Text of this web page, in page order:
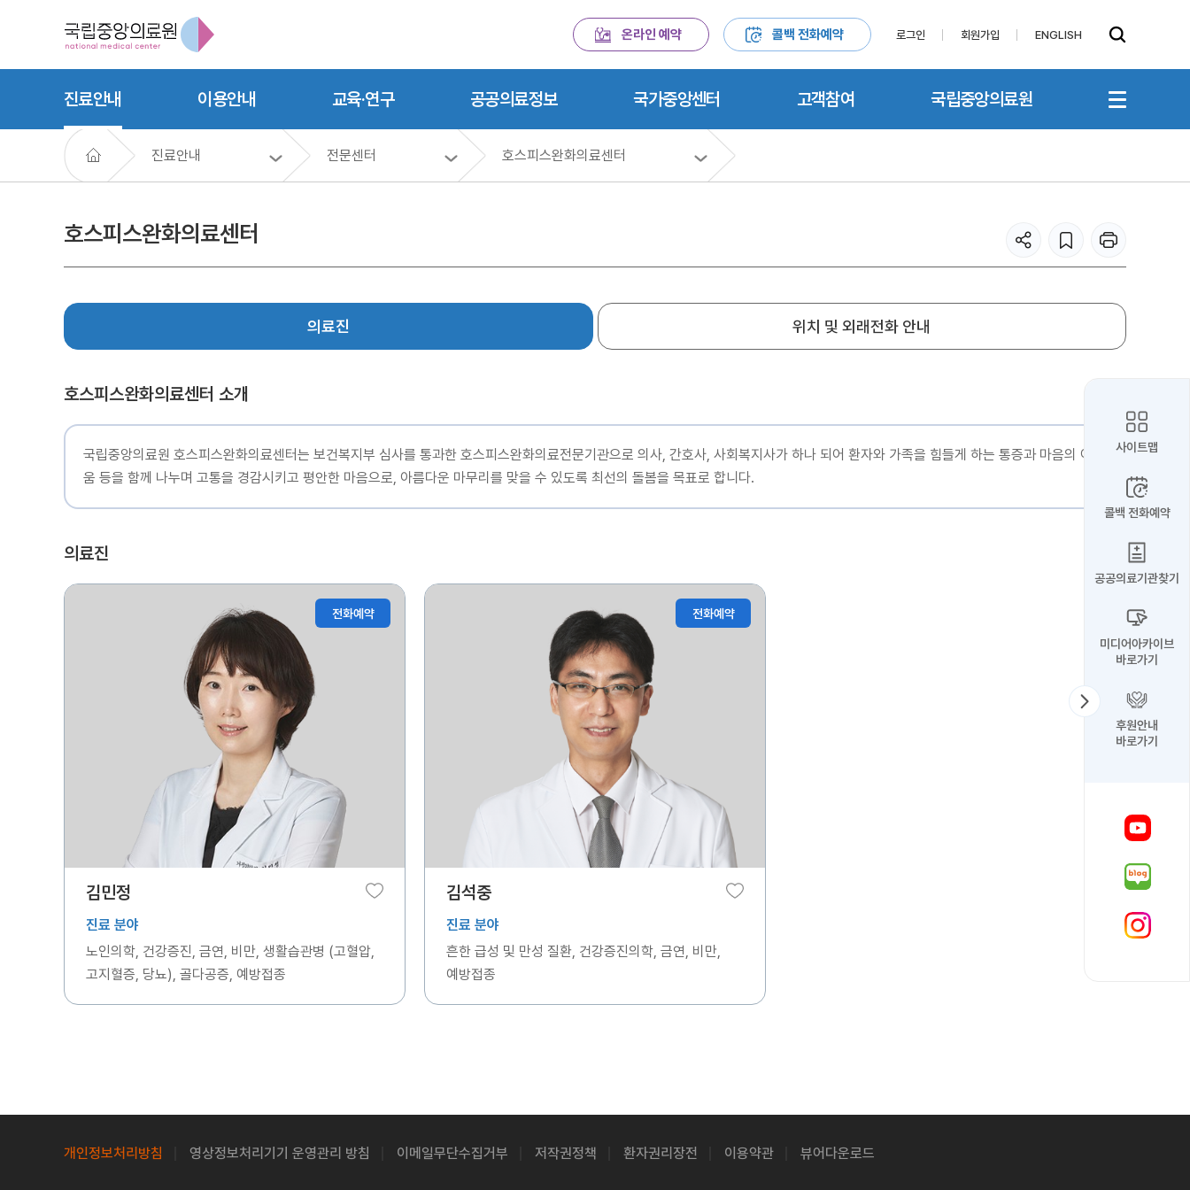
온라인 예약 콜백 전화예약 로그인 회원가입 ENGLISH
진료안내 이용안내 교육·연구 공공의료정보 국가중앙센터 고객참여 국립중앙의료원
진료안내 전문센터 호스피스완화의료센터
호스피스완화의료센터
의료진 위치 및 외래전화 안내
호스피스완화의료센터 소개
국립중앙의료원 호스피스완화의료센터는 보건복지부 심사를 통과한 호스피스완화의료전문기관으로 의사, 간호사, 사회복지사가 하나 되어 환자와 가족을 힘들게 하는 통증과 마음의 어려
움 등을 함께 나누며 고통을 경감시키고 평안한 마음으로, 아름다운 마무리를 맞을 수 있도록 최선의 돌봄을 목표로 합니다.
의료진
전화예약
김민정
진료 분야
노인의학, 건강증진, 금연, 비만, 생활습관병 (고혈압,
고지혈증, 당뇨), 골다공증, 예방접종
전화예약
김석중
진료 분야
흔한 급성 및 만성 질환, 건강증진의학, 금연, 비만,
예방접종
사이트맵
콜백 전화예약
공공의료기관찾기
미디어아카이브
바로가기
후원안내
바로가기
개인정보처리방침 영상정보처리기기 운영관리 방침 이메일무단수집거부 저작권정책 환자권리장전 이용약관 뷰어다운로드